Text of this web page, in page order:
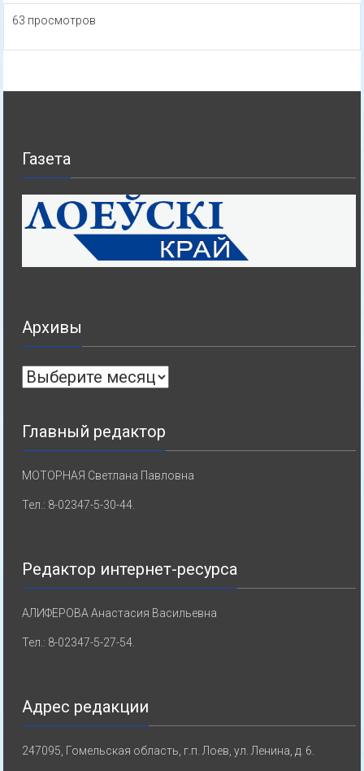
63 просмотров
Газета
Архивы
Архивы
Главный редактор
МОТОРНАЯ Светлана Павловна
Тел.: 8-02347-5-30-44.
Редактор интернет-ресурса
АЛИФЕРОВА Анастасия Васильевна
Тел.: 8-02347-5-27-54.
Адрес редакции
247095, Гомельская область, г.п. Лоев, ул. Ленина, д. 6.